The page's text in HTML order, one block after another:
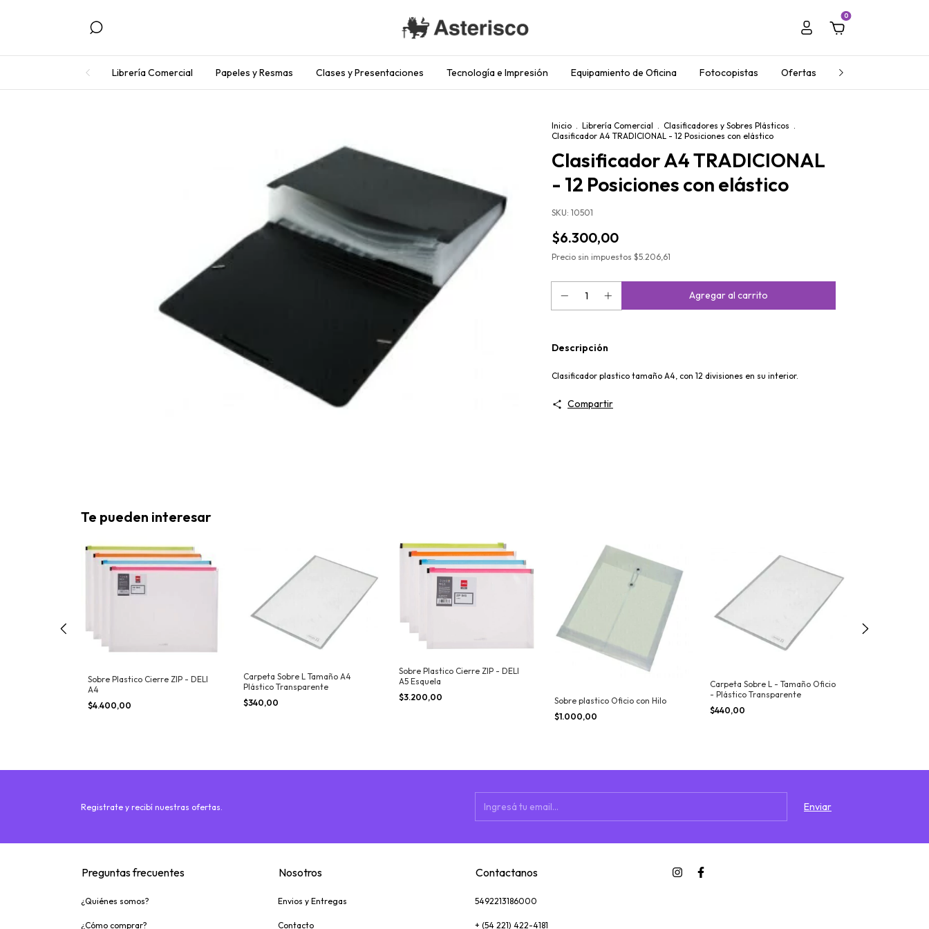
0
Librería Comercial Papeles y Resmas Clases y Presentaciones Tecnología e Impresión Equipamiento de Oficina Fotocopistas Ofertas Regalos
Inicio . Librería Comercial . Clasificadores y Sobres Plásticos .
Clasificador A4 TRADICIONAL - 12 Posiciones con elástico
Clasificador A4 TRADICIONAL
- 12 Posiciones con elástico
SKU: 10501
$6.300,00
Precio sin impuestos $5.206,61
Descripción
Clasificador plastico tamaño A4, con 12 divisiones en su interior.
Compartir
Te pueden interesar
Sobre Plastico Cierre ZIP - DELI
A4
$4.400,00
Carpeta Sobre L Tamaño A4
Plástico Transparente
$340,00
Sobre Plastico Cierre ZIP - DELI
A5 Esquela
$3.200,00
Sobre plastico Oficio con Hilo
$1.000,00
Carpeta Sobre L - Tamaño Oficio
- Plástico Transparente
$440,00
Registrate y recibí nuestras ofertas.
Preguntas frecuentes
¿Quiénes somos?
¿Cómo comprar?
Nosotros
Envios y Entregas
Contacto
Contactanos
5492213186000
+ (54 221) 422-4181